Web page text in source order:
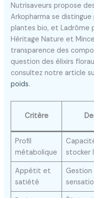
Nutrisaveurs propose
Arkopharma se
plantes bio, et Ladrôme
Héritage Nature et
transparence des
question des élixirs
consultez notre article
poids.
Critère
Profil
métabolique
stocker
Appétit et
satiété
Gestion